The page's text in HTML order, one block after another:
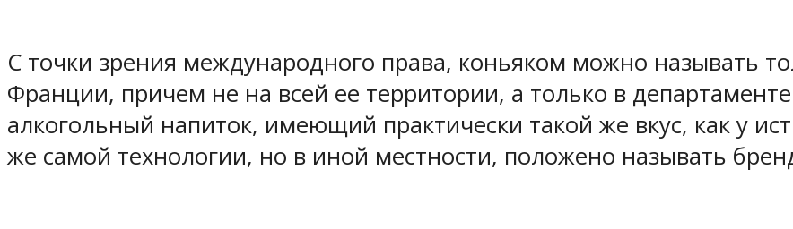
С точки зрения международного права, коньяком можно называть
Франции, причем не на всей ее территории, а только в
алкогольный напиток, имеющий практически такой же вкус, как у
же самой технологии, но в иной местности, положено называть